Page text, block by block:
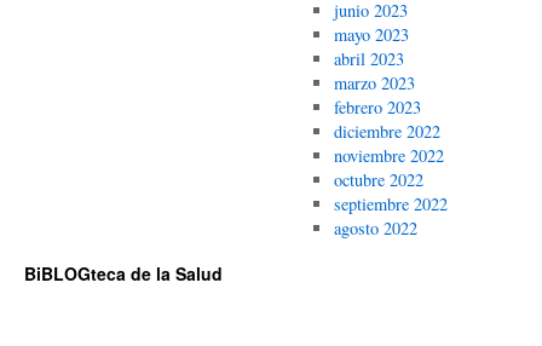
junio 2023
mayo 2023
abril 2023
marzo 2023
febrero 2023
diciembre 2022
noviembre 2022
octubre 2022
septiembre 2022
agosto 2022
BiBLOGteca de la Salud